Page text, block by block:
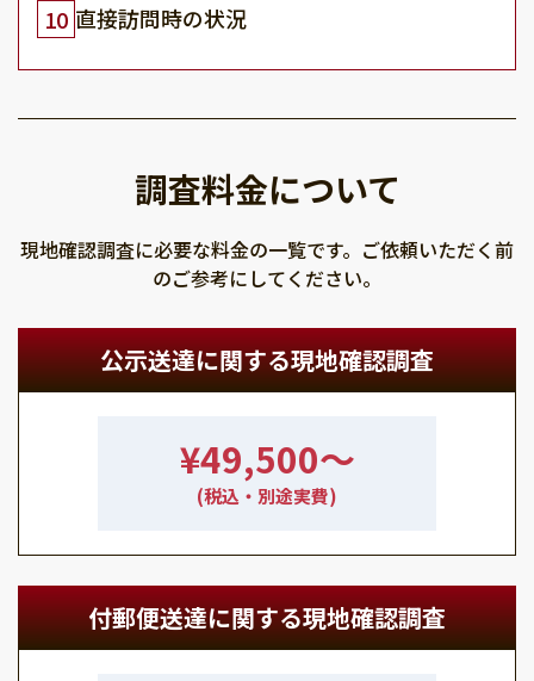
10 直接訪問時の状況
調査料金について
現地確認調査に必要な料金の一覧です。ご依頼いただく前
のご参考にしてください。
公示送達に関する現地確認調査
¥49,500〜
(税込・別途実費)
付郵便送達に関する現地確認調査